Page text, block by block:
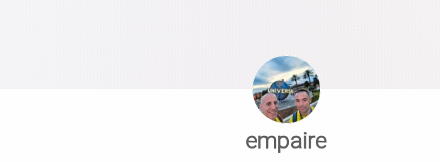
empaire